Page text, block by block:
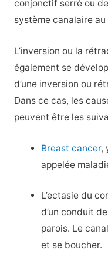
conjonctif serré ou
système canalaire au
L’inversion ou la
également se
d’une inversion ou
Dans ce cas, les
peuvent être les
Breast cancer,
appelée
L’ectasie du
d’un conduit
parois. Le
et se boucher.